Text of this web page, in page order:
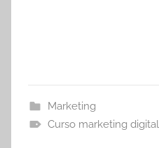
Marketing
Curso marketing digital